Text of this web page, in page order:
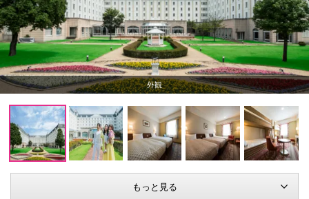
外観
もっと見る